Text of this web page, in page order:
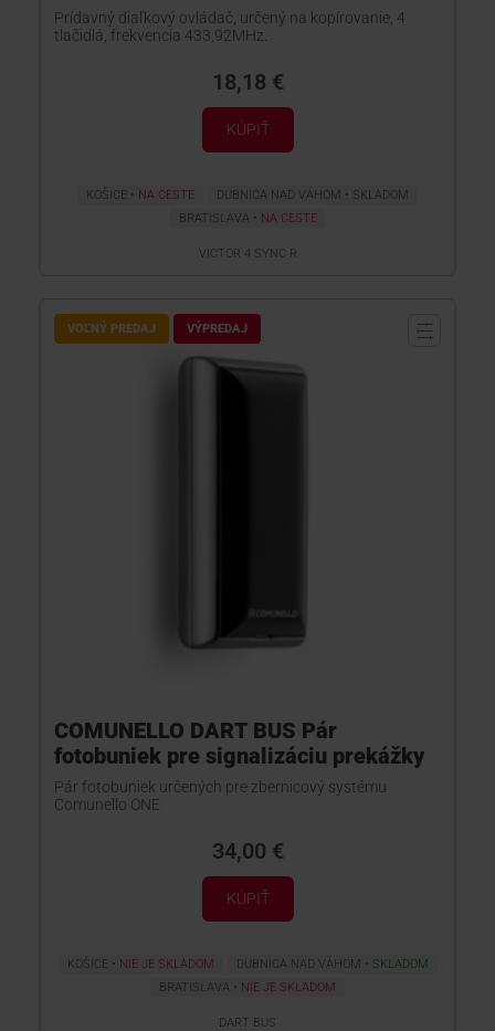
Prídavný diaľkový ovládač, určený na kopírovanie, 4
tlačidlá, frekvencia 433,92MHz.
18,18 €
KÚPIŤ
KOŠICE NA CESTE DUBNICA NAD VÁHOM
SKLADOM
BRATISLAVA
NA CESTE
VICTOR 4 SYNC R
VOĽNÝ PREDAJ VÝPREDAJ
COMUNELLO DART BUS Pár
fotobuniek pre signalizáciu prekážky
Pár fotobuniek určených pre zbernicový systému
Comunello ONE
34,00 €
KÚPIŤ
KOŠICE NIE JE SKLADOM DUBNICA NAD VÁHOM
SKLADOM
BRATISLAVA
NIE JE SKLADOM
DART BUS